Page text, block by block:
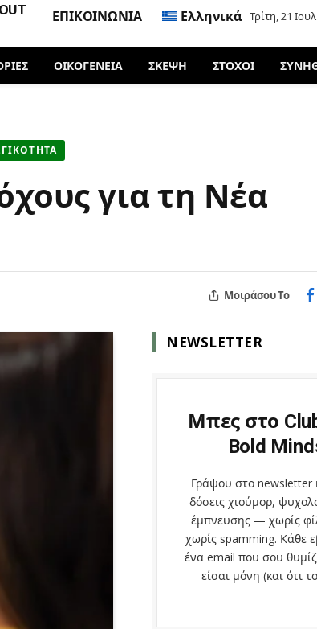
ΕΠΙΚΟΙΝΩΝΙΑ Ελληνικά Τρίτη, 21
ΟΙΚΟΓΕΝΕΙΑ ΣΚΈΨΗ ΣΤΌΧΟΙ
για τη Νέα
Μοιράσου Το
NEWSLETTER
Μπες στο
Bold
Γράψου στο newsletter
δόσεις χιούμορ,
έμπνευσης — χωρίς
χωρίς spamming. Κάθε
ένα email που σου
είσαι μόνη (και ότι το